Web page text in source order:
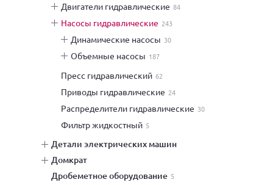
двигатели гидравлические 84
насосы гидравлические 243
динамические насосы 30
объемные насосы 187
пресс гидравлический 62
приводы гидравлические 24
распределители гидравлические 30
фильтр жидкостный 5
детали электрических машин
домкрат
дробеметное оборудование 5